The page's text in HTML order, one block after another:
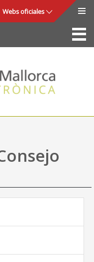
Webs oficiales
La Sede
Consejo de Mallorca
Acceso y seguridad
Utilidades
Mapa web
Ayuda